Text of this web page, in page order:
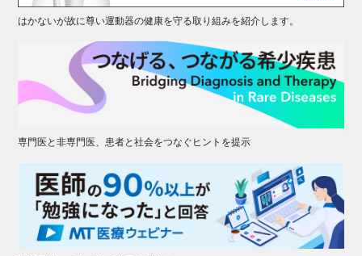
はかないが故に尊い運動器の健康を守る取り組みを紹介します。
専門医と非専門医、患者と社会をつなぐヒントを提示